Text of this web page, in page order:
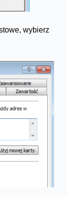
wybierz